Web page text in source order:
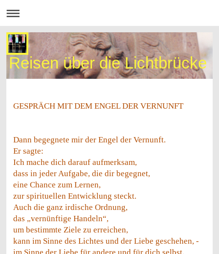
Reisen über die Lichtbrücke
GESPRÄCH MIT DEM ENGEL DER VERNUNFT
Dann begegnete mir der Engel der Vernunft.
Er sagte:
Ich mache dich darauf aufmerksam,
dass in jeder Aufgabe, die dir begegnet,
eine Chance zum Lernen,
zur spirituellen Entwicklung steckt.
Auch die ganz irdische Ordnung,
das „vernünftige Handeln“,
um bestimmte Ziele zu erreichen,
kann im Sinne des Lichtes und der Liebe geschehen, -